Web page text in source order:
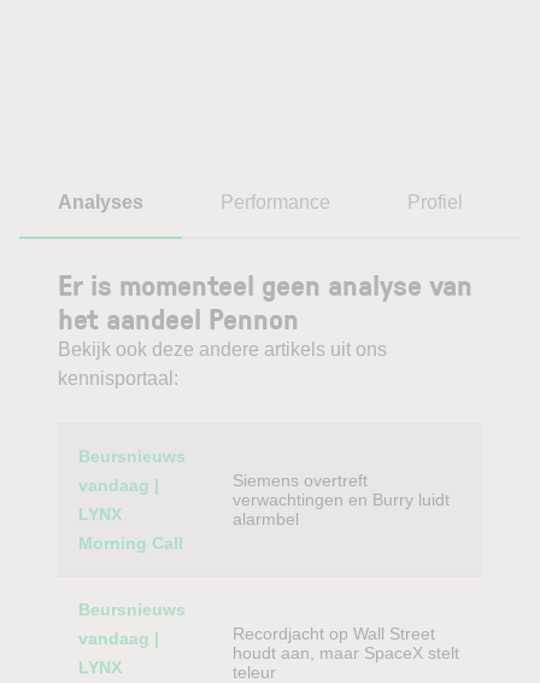
Analyses Performance Profiel
Er is momenteel geen analyse van
het aandeel Pennon
Bekijk ook deze andere artikels uit ons
kennisportaal:
Category
Beursnieuws
vandaag |
LYNX
Morning Call
Siemens overtreft
verwachtingen en Burry luidt
alarmbel
Beursnieuws
vandaag |
LYNX
Recordjacht op Wall Street
houdt aan, maar SpaceX stelt
teleur